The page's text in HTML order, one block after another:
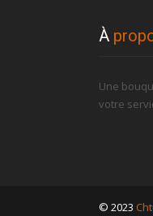
À
Une
votre
© 2023